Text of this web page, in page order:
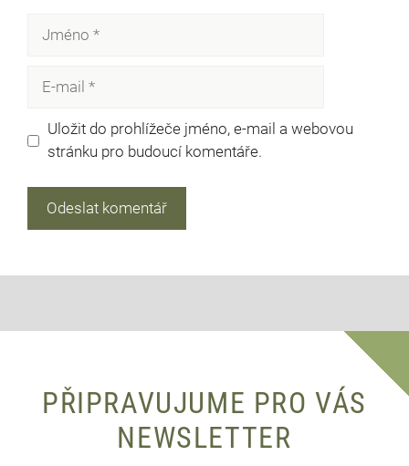
Uložit do prohlížeče jméno, e-mail a webovou
stránku pro budoucí komentáře.
PŘIPRAVUJUME PRO VÁS
NEWSLETTER